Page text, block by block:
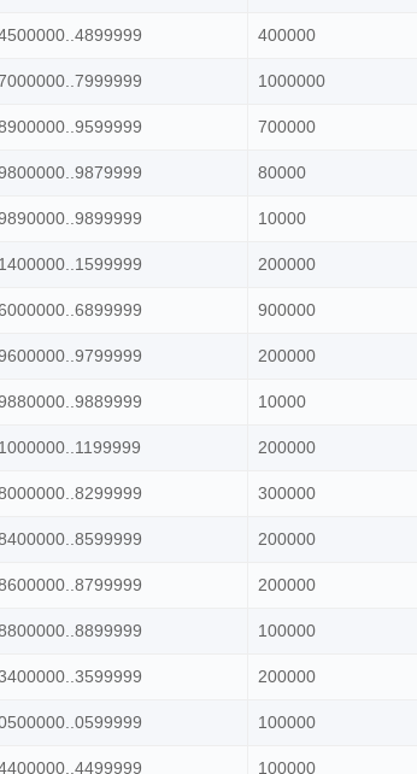
400000
1000000
700000
80000
10000
1400000..1599999 200000
900000
200000
10000
1000000..1199999 200000
300000
200000
200000
100000
200000
100000
100000